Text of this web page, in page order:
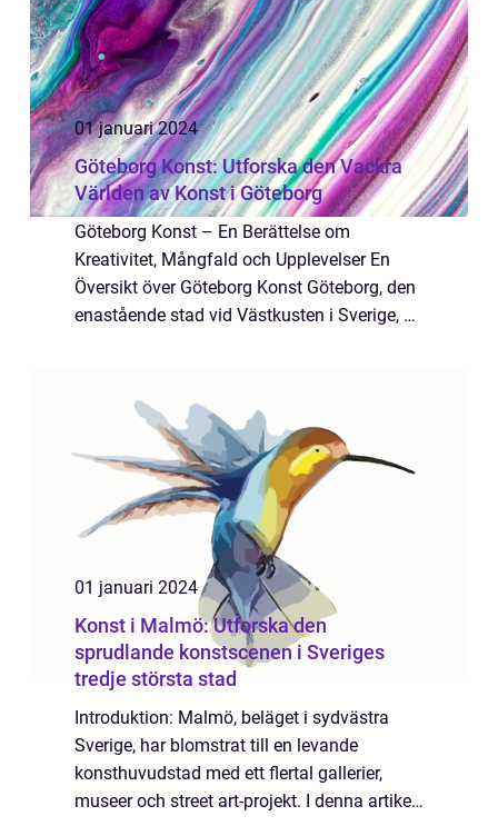
01 januari 2024
Göteborg Konst: Utforska den Vackra
Världen av Konst i Göteborg
Göteborg Konst – En Berättelse om
Kreativitet, Mångfald och Upplevelser En
Översikt över Göteborg Konst Göteborg, den
enastående stad vid Västkusten i Sverige, är
prägla...
01 januari 2024
Konst i Malmö: Utforska den
sprudlande konstscenen i Sveriges
tredje största stad
Introduktion: Malmö, beläget i sydvästra
Sverige, har blomstrat till en levande
konsthuvudstad med ett flertal gallerier,
museer och street art-projekt. I denna artikel